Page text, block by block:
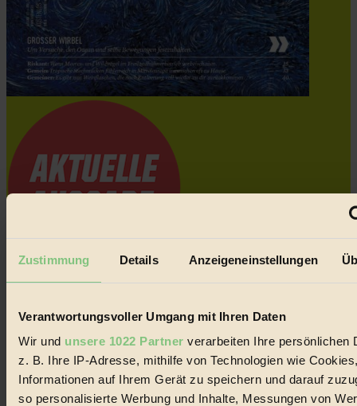
Zustimmung Details Anzeigeneinstellungen
Verantwortungsvoller Umgang mit Ihren Daten
Wir und unsere 1022 Partner verarbeiten Ihre persönlichen
z. B. Ihre IP-Adresse, mithilfe von Technologien wie
Informationen auf Ihrem Gerät zu speichern und darauf
so personalisierte Werbung und Inhalte, Messungen von
Coverstory
GROSSER WIRBEL um Versuche, den Ozean und
seine Bewegungen festzuhalten.
Außerdem im Heft
RISKANT:
Wenn Meeres- und Wildvögel im